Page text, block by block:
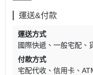
運送&付款
運送方式
國際快遞
一般宅配
付款方式
宅配代收
信用卡